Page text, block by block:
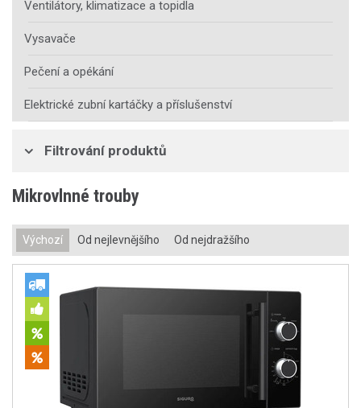
Ventilátory, klimatizace a topidla
Vysavače
Pečení a opékání
Elektrické zubní kartáčky a příslušenství
Filtrování produktů
Mikrovlnné trouby
Výchozí Od nejlevnějšího Od nejdražšího